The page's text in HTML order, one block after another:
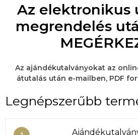
Az elektronikus
megrendelés
Az ajándékutalványokat az
átutalás után e-mailben, PDF
Legnépszerűbb